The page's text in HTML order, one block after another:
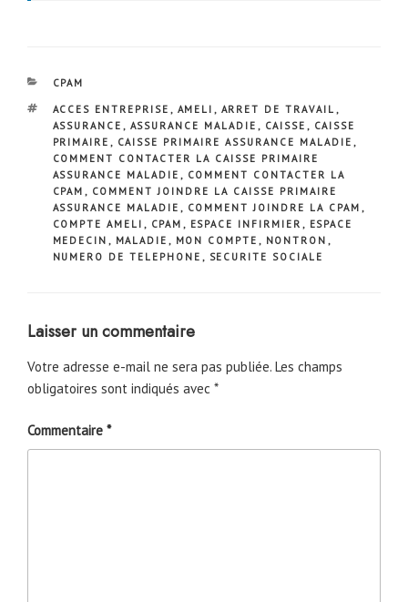
CATÉGORIES
CPAM
ÉTIQUETTES
ACCES ENTREPRISE , AMELI , ARRET DE TRAVAIL ,
ASSURANCE , ASSURANCE MALADIE , CAISSE , CAISSE
PRIMAIRE , CAISSE PRIMAIRE ASSURANCE MALADIE ,
COMMENT CONTACTER LA CAISSE PRIMAIRE
ASSURANCE MALADIE , COMMENT CONTACTER LA
CPAM , COMMENT JOINDRE LA CAISSE PRIMAIRE
ASSURANCE MALADIE , COMMENT JOINDRE LA CPAM ,
COMPTE AMELI , CPAM , ESPACE INFIRMIER , ESPACE
MEDECIN , MALADIE , MON COMPTE , NONTRON ,
NUMERO DE TELEPHONE , SECURITE SOCIALE
Laisser un commentaire
Votre adresse e-mail ne sera pas publiée. Les champs
obligatoires sont indiqués avec *
Commentaire *